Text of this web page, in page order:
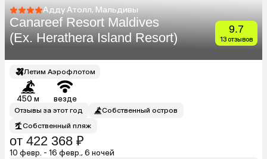
Адду Атолл, Мальдивы
Canareef Resort Maldives
(Ex. Herathera Island Resort)
9.7
13 отзывов
Летим Аэрофлотом
450 м везде
Отзывы за этот год
Собственный остров
Собственный пляж
от 422 368 ₽
10 февр. - 16 февр., 6 ночей